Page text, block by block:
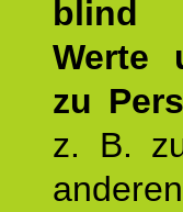
blind
Werte
zu
z. B.